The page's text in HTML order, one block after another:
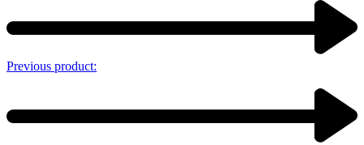
Previous product: